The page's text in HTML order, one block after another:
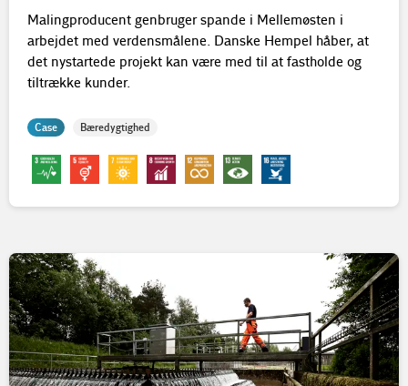
Malingproducent genbruger spande i Mellemøsten i
arbejdet med verdensmålene. Danske Hempel håber, at
det nystartede projekt kan være med til at fastholde og
tiltrække kunder.
Case Bæredygtighed